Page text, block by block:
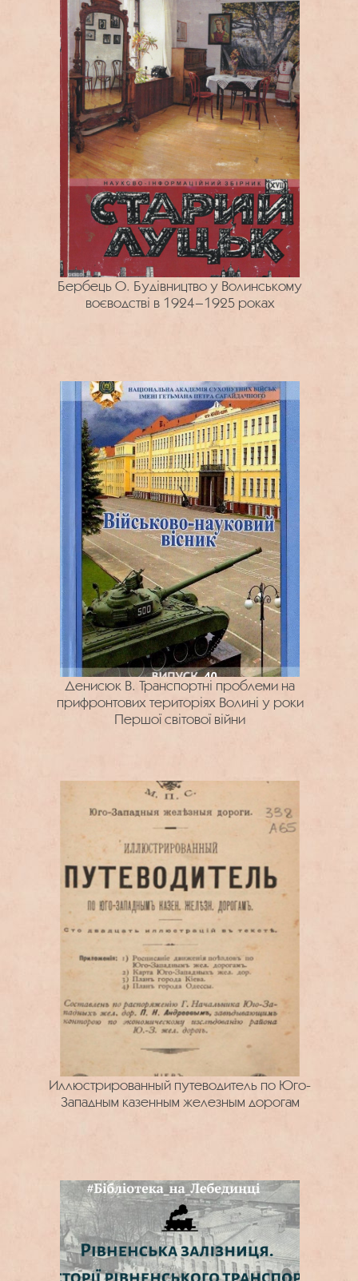
Бербець О. Будівництво у Волинському
воєводстві в 1924–1925 роках
Денисюк В. Транспортні проблеми на
прифронтових територіях Волині у роки
Першої світової війни
Иллюстрированный путеводитель по Юго-
Западным казенным железным дорогам